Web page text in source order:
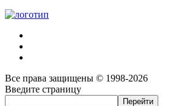
Все права защищены © 1998-2026
Введите страницу